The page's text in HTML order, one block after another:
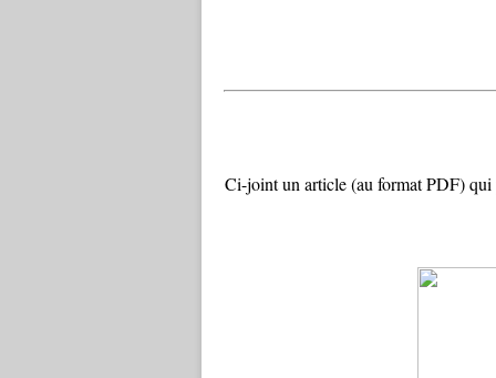
Ci-joint un article (au format PDF) qui